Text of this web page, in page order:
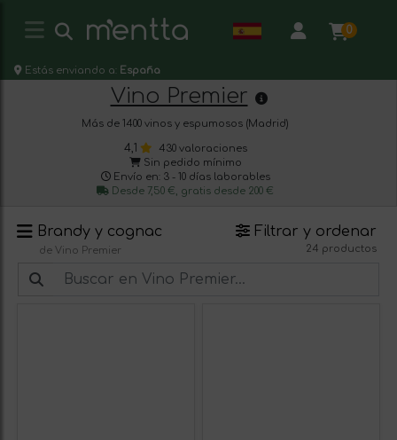
0
Estás enviando a: España
Vino Premier
Más de 1400 vinos y espumosos (Madrid)
4,1
430 valoraciones
Sin pedido mínimo
Envío en: 3 - 10 días laborables
Desde 7,50 €, gratis desde 200 €
Brandy y cognac
de Vino Premier
Filtrar y ordenar
24 productos